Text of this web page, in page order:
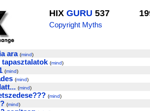
HIX GURU 537
Copyright Myths
ara (mind)
(mind)
(mind)
(mind)
(mind)
(mind)
(mind)